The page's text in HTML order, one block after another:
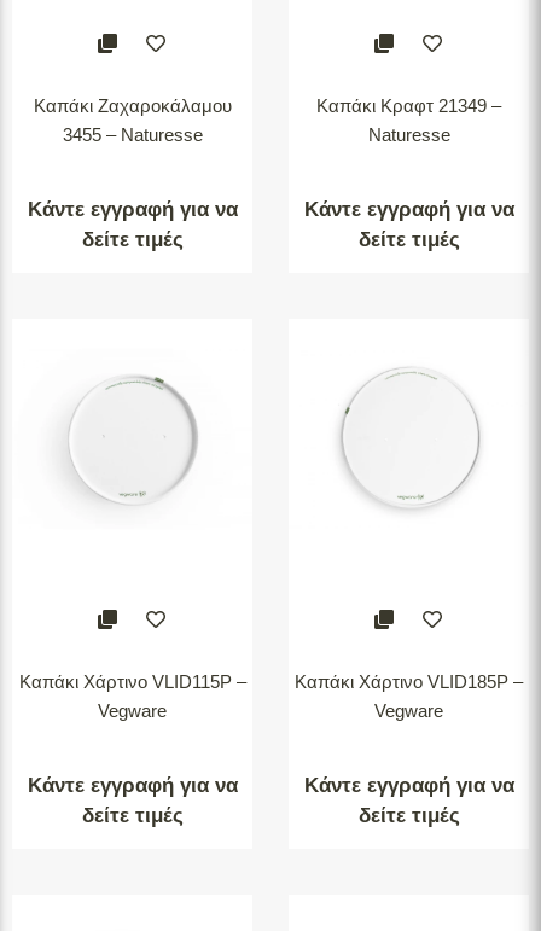
Καπάκι Ζαχαροκάλαμου
3455 – Naturesse
Κάντε εγγραφή για να
δείτε τιμές
Καπάκι Κραφτ 21349 –
Naturesse
Κάντε εγγραφή για να
δείτε τιμές
Καπάκι Χάρτινο VLID115P –
Vegware
Κάντε εγγραφή για να
δείτε τιμές
Καπάκι Χάρτινο VLID185P –
Vegware
Κάντε εγγραφή για να
δείτε τιμές